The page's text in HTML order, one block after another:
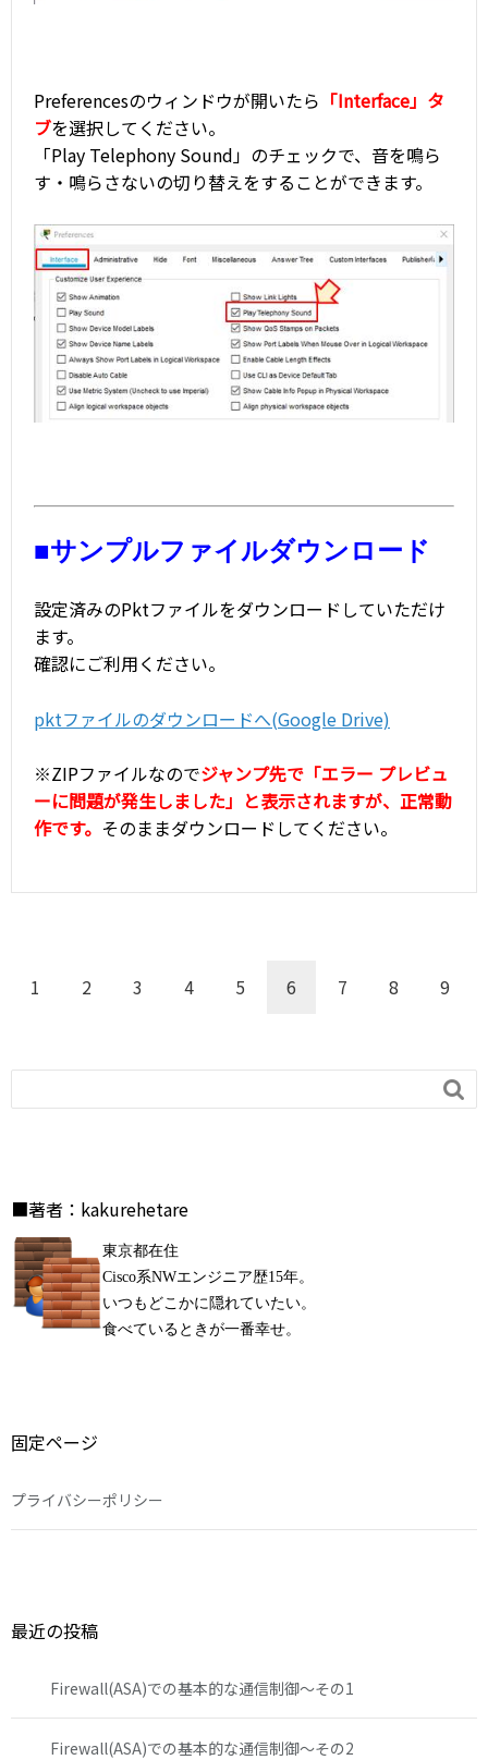
Preferencesのウィンドウが開いたら 「Interface」タ
ブを選択してください。
「Play Telephony Sound」のチェックで、音を鳴ら
す・鳴らさないの切り替えをすることができます。
■サンプルファイルダウンロード
設定済みのPktファイルをダウンロードしていただけ
ます。
確認にご利用ください。
pktファイルのダウンロードへ(Google Drive)
※ZIPファイルなのでジャンプ先で「エラー プレビュ
ーに問題が発生しました」と表示されますが、正常動
作です。 そのままダウンロードしてください。
1 2 3 4 5 6 7 8 9

■著者：kakurehetare
東京都在住
Cisco系NWエンジニア歴15年。
いつもどこかに隠れていたい。
食べているときが一番幸せ。
固定ページ
プライバシーポリシー
最近の投稿
Firewall(ASA)での基本的な通信制御～その1
Firewall(ASA)での基本的な通信制御～その2